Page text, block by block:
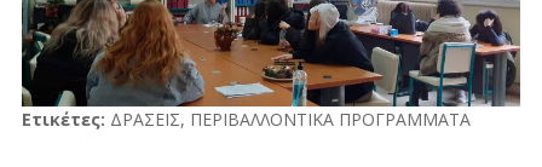
Ετικέτες: ΔΡΑΣΕΙΣ, ΠΕΡΙΒΑΛΛΟΝΤΙΚΑ ΠΡΟΓΡΑΜΜΑΤΑ